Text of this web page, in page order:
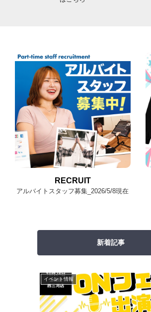
RECRUIT
アルバイトスタッフ募集_2026/5/8現在
新着記事
イベント情報